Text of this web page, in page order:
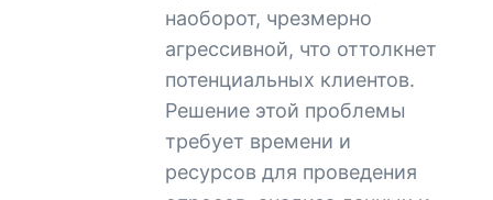
наоборот, чрезмерно
агрессивной, что оттолкнет
потенциальных клиентов.
Решение этой проблемы
требует времени и
ресурсов для проведения